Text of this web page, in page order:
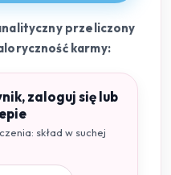
przeliczony
karmy:
zaloguj się lub
skład w suchej